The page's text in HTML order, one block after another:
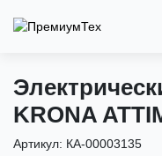
KRONA
Артикул: КА-00003135